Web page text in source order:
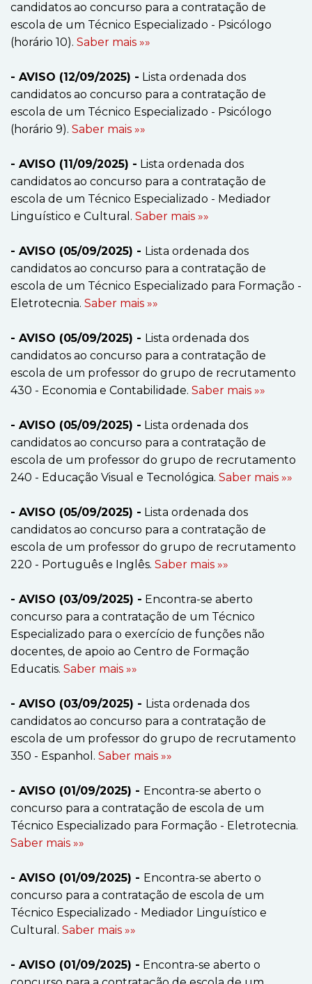
candidatos ao concurso para a contratação de
escola de um Técnico Especializado - Psicólogo
(horário 10). Saber mais »»
- AVISO (12/09/2025) - Lista ordenada dos
candidatos ao concurso para a contratação de
escola de um Técnico Especializado - Psicólogo
(horário 9). Saber mais »»
- AVISO (11/09/2025) - Lista ordenada dos
candidatos ao concurso para a contratação de
escola de um Técnico Especializado - Mediador
Linguístico e Cultural. Saber mais »»
- AVISO (05/09/2025) - Lista ordenada dos
candidatos ao concurso para a contratação de
escola de um Técnico Especializado para Formação -
Eletrotecnia. Saber mais »»
- AVISO (05/09/2025) - Lista ordenada dos
candidatos ao concurso para a contratação de
escola de um professor do grupo de recrutamento
430 - Economia e Contabilidade. Saber mais »»
- AVISO (05/09/2025) - Lista ordenada dos
candidatos ao concurso para a contratação de
escola de um professor do grupo de recrutamento
240 - Educação Visual e Tecnológica. Saber mais »»
- AVISO (05/09/2025) - Lista ordenada dos
candidatos ao concurso para a contratação de
escola de um professor do grupo de recrutamento
220 - Português e Inglês. Saber mais »»
- AVISO (03/09/2025) - Encontra-se aberto
concurso para a contratação de um Técnico
Especializado para o exercício de funções não
docentes, de apoio ao Centro de Formação
Educatis. Saber mais »»
- AVISO (03/09/2025) - Lista ordenada dos
candidatos ao concurso para a contratação de
escola de um professor do grupo de recrutamento
350 - Espanhol. Saber mais »»
- AVISO (01/09/2025) - Encontra-se aberto o
concurso para a contratação de escola de um
Técnico Especializado para Formação - Eletrotecnia.
Saber mais »»
- AVISO (01/09/2025) - Encontra-se aberto o
concurso para a contratação de escola de um
Técnico Especializado - Mediador Linguístico e
Cultural. Saber mais »»
- AVISO (01/09/2025) - Encontra-se aberto o